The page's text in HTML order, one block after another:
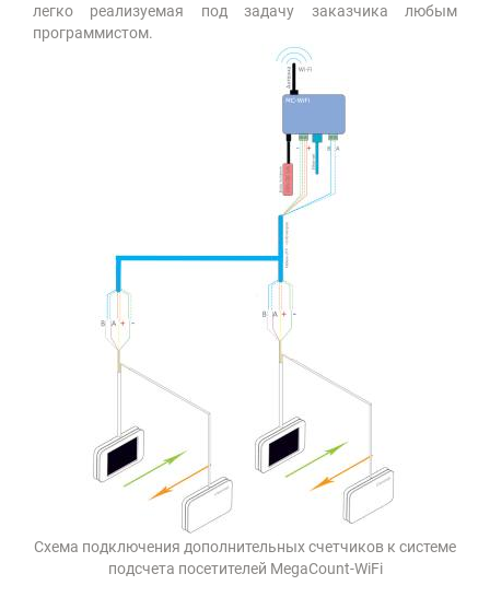
легко реализуемая под задачу заказчика любым
программистом.
Схема подключения дополнительных счетчиков к системе
подсчета посетителей MegaCount-WiFi